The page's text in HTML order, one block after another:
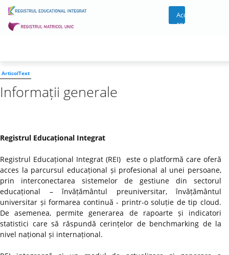
Acces
cont
ArticolText
Informații generale
Registrul Educațional Integrat
Registrul Educațional Integrat (REI) este o platformă care oferă
acces la parcursul educațional și profesional al unei persoane,
prin interconectarea sistemelor de gestiune din sectorul
educațional – învățământul preuniversitar, învățământul
universitar și formarea continuă - printr-o soluție de tip cloud.
De asemenea, permite generarea de rapoarte și indicatori
statistici care să răspundă cerințelor de benchmarking de la
nivel național și internațional.